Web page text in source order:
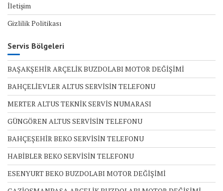
İletişim
Gizlilik Politikası
Servis Bölgeleri
BAŞAKŞEHİR ARÇELİK BUZDOLABI MOTOR DEĞİŞİMİ
BAHÇELİEVLER ALTUS SERVİSİN TELEFONU
MERTER ALTUS TEKNİK SERVİS NUMARASI
GÜNGÖREN ALTUS SERVİSİN TELEFONU
BAHÇEŞEHİR BEKO SERVİSİN TELEFONU
HABİBLER BEKO SERVİSİN TELEFONU
ESENYURT BEKO BUZDOLABI MOTOR DEĞİŞİMİ